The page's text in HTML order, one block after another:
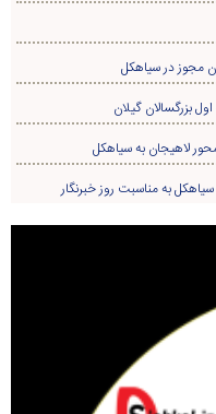
بزرگسالان گیلان
لاهیجان به سیاهکل
به مناسبت روز خبرنگار